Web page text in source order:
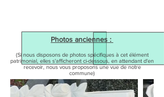
Photos anciennes :
(Si nous disposons de photos spécifiques à cet élément
patrimonial, elles s'afficheront ci-dessous, en attendant d'en
recevoir, nous vous proposons une vue de notre
commune)